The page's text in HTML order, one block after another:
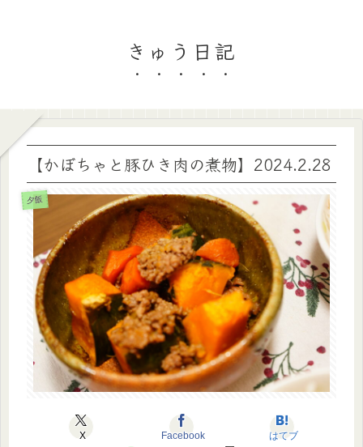
きゅう日記
【かぼちゃと豚ひき肉の煮物】2024.2.28
夕飯
X Facebook はてブ